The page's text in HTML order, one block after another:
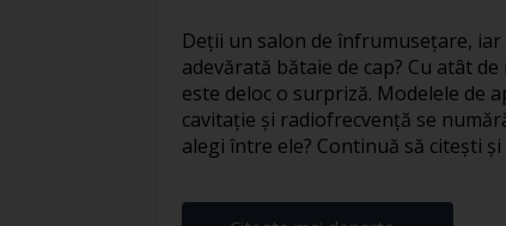
Deții un salon de înfrumusețare,
adevărată bătaie de cap? Cu atât
este deloc o surpriză. Modelele de
cavitație și radiofrecvență se
alegi între ele? Continuă să citești